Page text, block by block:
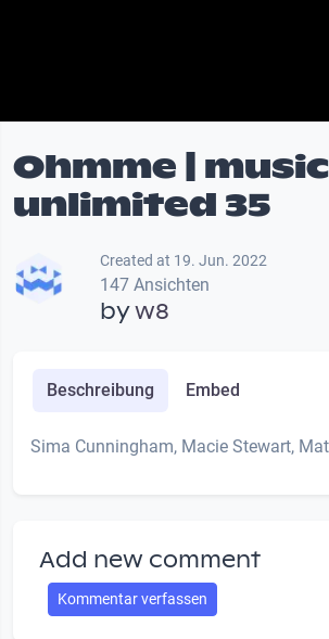
Ohmme | music
unlimited 35
Created at 19. Jun. 2022
147 Ansichten
byw8
Beschreibung Embed
Sima Cunningham, Macie Stewart,
Add new comment
Kommentar verfassen